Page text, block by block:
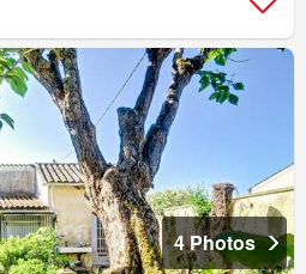
4 Photos